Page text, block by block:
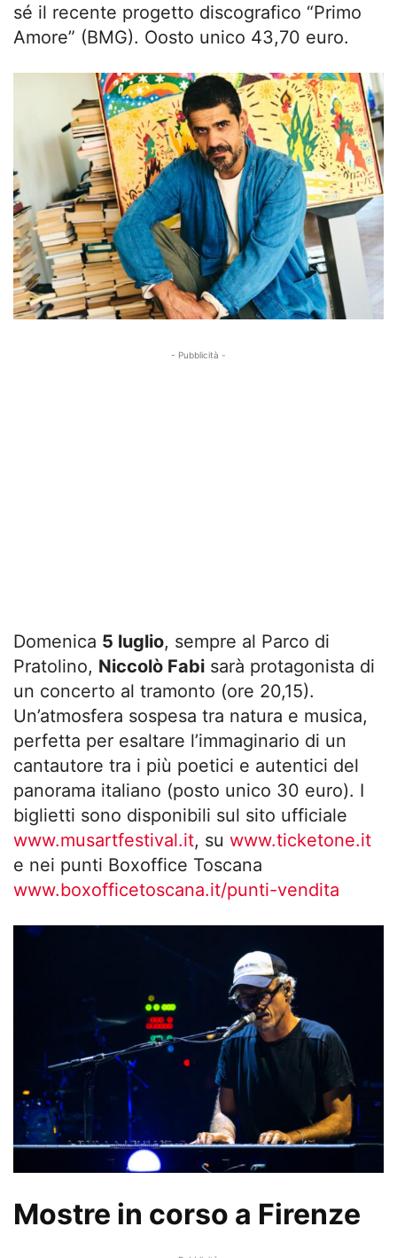
sé il recente progetto discografico “Primo
Amore” (BMG). Oosto unico 43,70 euro.
- Pubblicità -
Domenica 5 luglio, sempre al Parco di
Pratolino, Niccolò Fabi sarà protagonista di
un concerto al tramonto (ore 20,15).
Un’atmosfera sospesa tra natura e musica,
perfetta per esaltare l’immaginario di un
cantautore tra i più poetici e autentici del
panorama italiano (posto unico 30 euro). I
biglietti sono disponibili sul sito ufficiale
www.musartfestival.it, su www.ticketone.it
e nei punti Boxoffice Toscana
www.boxofficetoscana.it/punti-vendita
Mostre in corso a Firenze